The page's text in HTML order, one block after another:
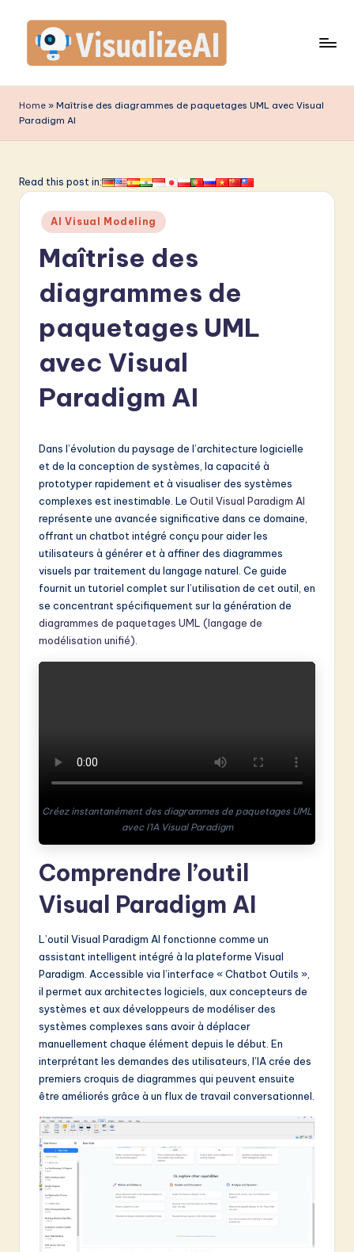
content
is
u
li
A
L
w
o
ti
Home » Maîtrise des diagrammes de paquetages UML avec Visual
Paradigm AI
Read this post in:
Posted
in
AI Visual Modeling
Maîtrise des
diagrammes de
paquetages UML
avec Visual
Paradigm AI
Dans l’évolution du paysage de l’architecture logicielle
et de la conception de systèmes, la capacité à
prototyper rapidement et à visualiser des systèmes
complexes est inestimable. Le Outil Visual Paradigm AI
représente une avancée significative dans ce domaine,
offrant un chatbot intégré conçu pour aider les
utilisateurs à générer et à affiner des diagrammes
visuels par traitement du langage naturel. Ce guide
fournit un tutoriel complet sur l’utilisation de cet outil, en
se concentrant spécifiquement sur la génération de
diagrammes de paquetages UML (langage de
modélisation unifié)
Créez instantanément des diagrammes de paquetages UML
avec l’IA Visual Paradigm
Comprendre l’outil
Visual Paradigm AI
L’outil Visual Paradigm AI fonctionne comme un
assistant intelligent intégré à la plateforme Visual
Paradigm. Accessible via l’interface « Chatbot Outils »,
il permet aux architectes logiciels, aux concepteurs de
systèmes et aux développeurs de modéliser des
systèmes complexes sans avoir à déplacer
manuellement chaque élément depuis le début. En
interprétant les demandes des utilisateurs, l’IA crée des
premiers croquis de diagrammes qui peuvent ensuite
être améliorés grâce à un flux de travail conversationnel.